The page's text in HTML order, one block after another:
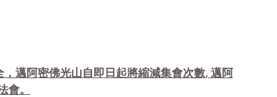
邁阿密佛光山自即日起將縮減集會次數, 邁阿
。